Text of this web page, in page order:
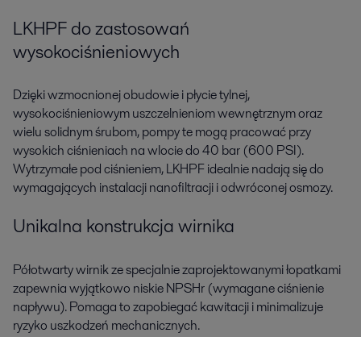
LKHPF do zastosowań
wysokociśnieniowych
Dzięki wzmocnionej obudowie i płycie tylnej,
wysokociśnieniowym uszczelnieniom wewnętrznym oraz
wielu solidnym śrubom, pompy te mogą pracować przy
wysokich ciśnieniach na wlocie do 40 bar (600 PSI).
Wytrzymałe pod ciśnieniem, LKHPF idealnie nadają się do
wymagających instalacji nanofiltracji i odwróconej osmozy.
Unikalna konstrukcja wirnika
Półotwarty wirnik ze specjalnie zaprojektowanymi łopatkami
zapewnia wyjątkowo niskie NPSHr (wymagane ciśnienie
napływu). Pomaga to zapobiegać kawitacji i minimalizuje
ryzyko uszkodzeń mechanicznych.